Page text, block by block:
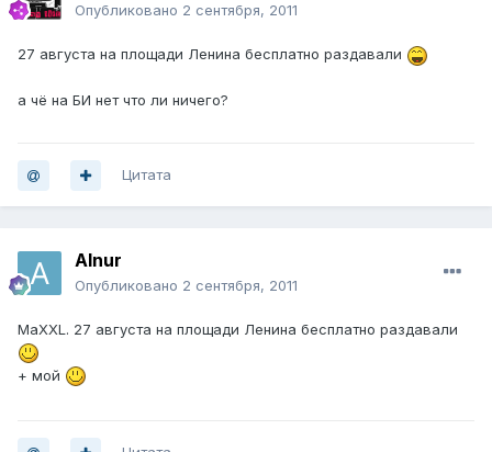
Опубликовано 2 сентября, 2011
27 августа на площади Ленина бесплатно раздавали
а чё на БИ нет что ли ничего?
Цитата
Alnur
Опубликовано 2 сентября, 2011
MаXXL. 27 августа на площади Ленина бесплатно раздавали
+ мой